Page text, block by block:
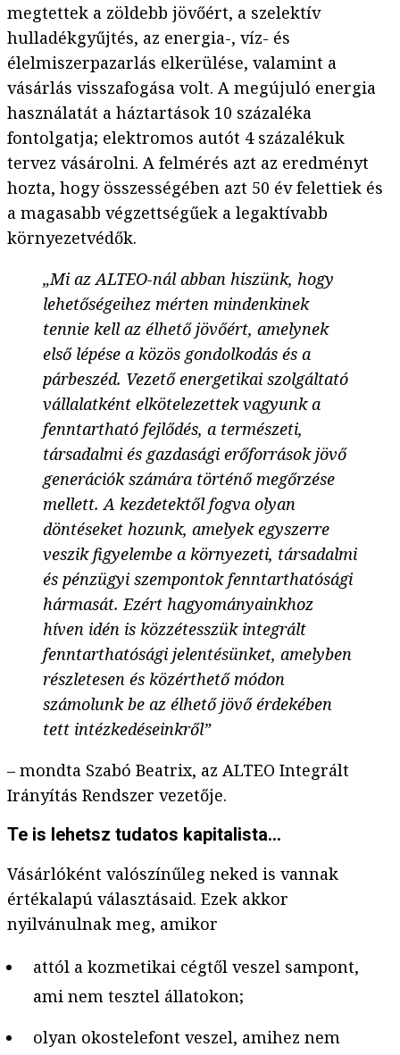
megtettek a zöldebb jövőért, a szelektív
hulladékgyűjtés, az energia-, víz- és
élelmiszerpazarlás elkerülése, valamint a
vásárlás visszafogása volt. A megújuló energia
használatát a háztartások 10 százaléka
fontolgatja; elektromos autót 4 százalékuk
tervez vásárolni. A felmérés azt az eredményt
hozta, hogy összességében azt 50 év felettiek és
a magasabb végzettségűek a legaktívabb
környezetvédők.
„Mi az ALTEO-nál abban hiszünk, hogy
lehetőségeihez mérten mindenkinek
tennie kell az élhető jövőért, amelynek
első lépése a közös gondolkodás és a
párbeszéd. Vezető energetikai szolgáltató
vállalatként elkötelezettek vagyunk a
fenntartható fejlődés, a természeti,
társadalmi és gazdasági erőforrások jövő
generációk számára történő megőrzése
mellett. A kezdetektől fogva olyan
döntéseket hozunk, amelyek egyszerre
veszik figyelembe a környezeti, társadalmi
és pénzügyi szempontok fenntarthatósági
hármasát. Ezért hagyományainkhoz
híven idén is közzétesszük integrált
fenntarthatósági jelentésünket, amelyben
részletesen és közérthető módon
számolunk be az élhető jövő érdekében
tett intézkedéseinkről”
– mondta Szabó Beatrix, az ALTEO Integrált
Irányítás Rendszer vezetője.
Te is lehetsz tudatos kapitalista…
Vásárlóként valószínűleg neked is vannak
értékalapú választásaid. Ezek akkor
nyilvánulnak meg, amikor
attól a kozmetikai cégtől veszel sampont,
ami nem tesztel állatokon;
olyan okostelefont veszel, amihez nem